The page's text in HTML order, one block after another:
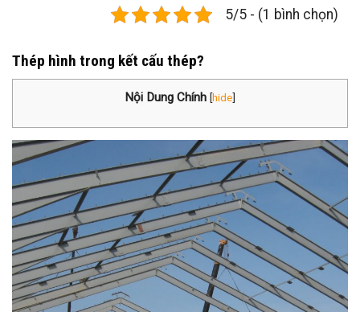
5/5 - (1 bình chọn)
Thép hình trong kết cấu thép?
Nội Dung Chính [hide]